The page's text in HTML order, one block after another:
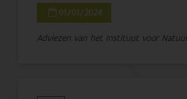
01/01/2024
Adviezen van het Instituut voor